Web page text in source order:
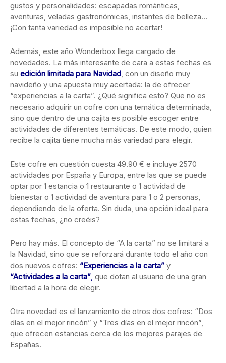
gustos y personalidades: escapadas románticas,
aventuras, veladas gastronómicas, instantes de belleza…
¡Con tanta variedad es imposible no acertar!
Además, este año Wonderbox llega cargado de
novedades. La más interesante de cara a estas fechas es
su edición limitada para Navidad, con un diseño muy
navideño y una apuesta muy acertada: la de ofrecer
“experiencias a la carta”. ¿Qué significa esto? Que no es
necesario adquirir un cofre con una temática determinada,
sino que dentro de una cajita es posible escoger entre
actividades de diferentes temáticas. De este modo, quien
recibe la cajita tiene mucha más variedad para elegir.
Este cofre en cuestión cuesta 49.90 € e incluye 2570
actividades por España y Europa, entre las que se puede
optar por 1 estancia o 1 restaurante o 1 actividad de
bienestar o 1 actividad de aventura para 1 o 2 personas,
dependiendo de la oferta. Sin duda, una opción ideal para
estas fechas, ¿no creéis?
Pero hay más. El concepto de “A la carta” no se limitará a
la Navidad, sino que se reforzará durante todo el año con
dos nuevos cofres: “Experiencias a la carta” y
“Actividades a la carta”, que dotan al usuario de una gran
libertad a la hora de elegir.
Otra novedad es el lanzamiento de otros dos cofres: “Dos
días en el mejor rincón” y “Tres días en el mejor rincón”,
que ofrecen estancias cerca de los mejores parajes de
Españas.